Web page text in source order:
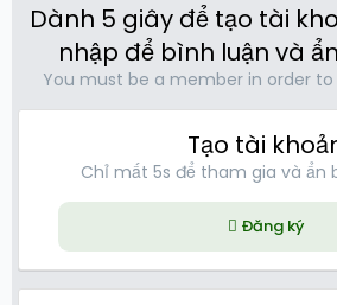
Dành 5 giây để tạo tài
nhập để bình luận và
You must be a member in order
Tạo tài
Chỉ mất 5s để tham gia và ẩn
Đăng ký